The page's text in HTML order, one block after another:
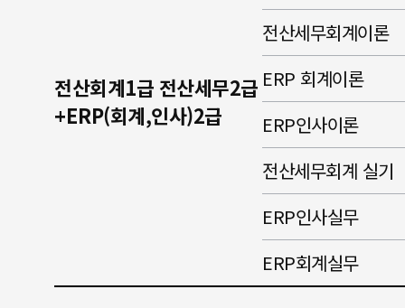
전산회계1급 전산세무2급
+ERP(회계,인사)2급
전산세무회계이론
ERP 회계이론
ERP인사이론
전산세무회계 실기
ERP인사실무
ERP회계실무